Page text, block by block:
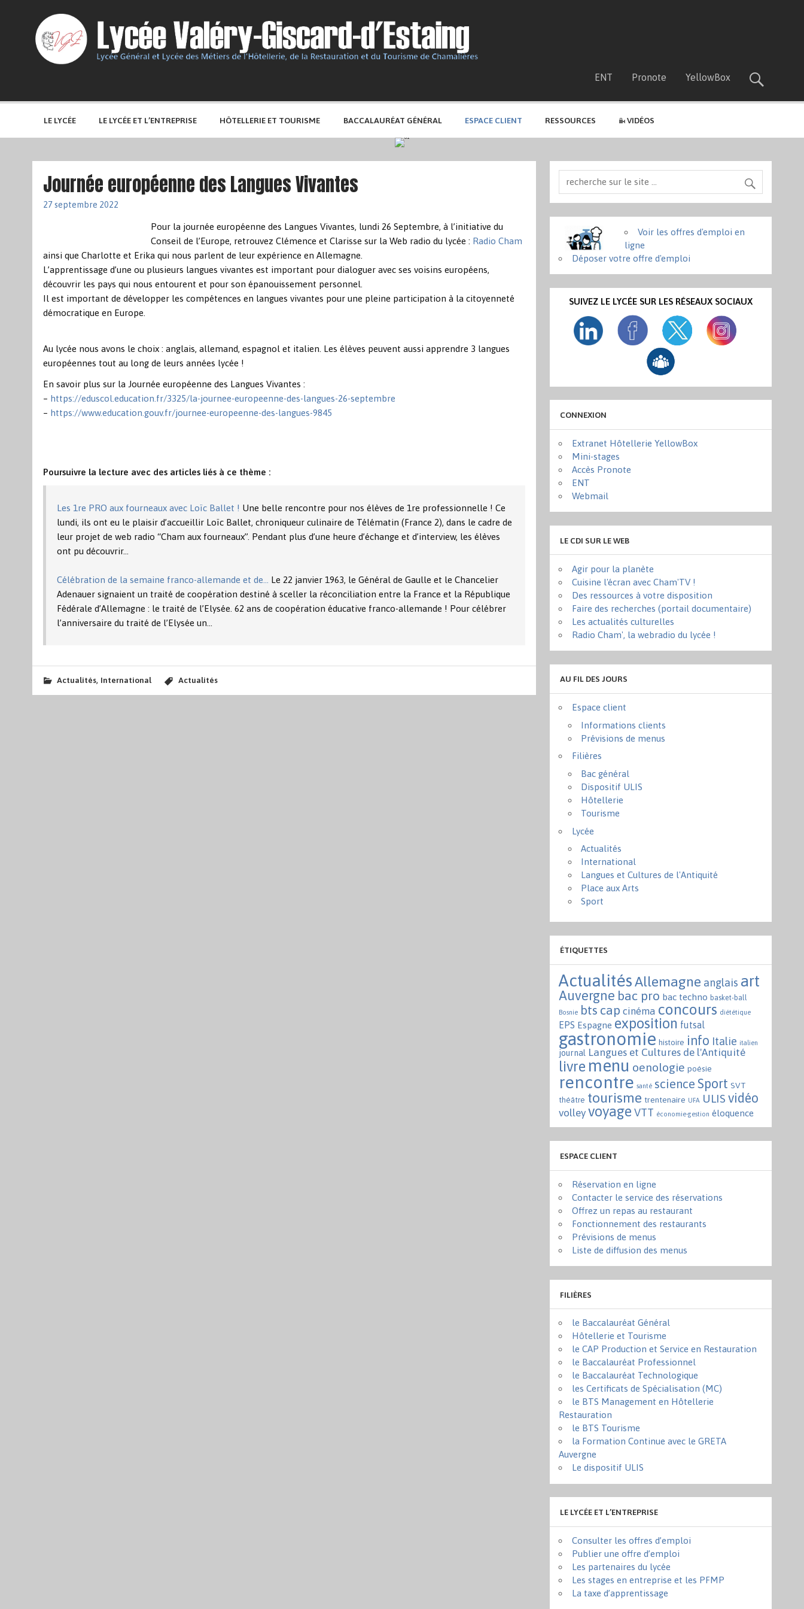
ENT Pronote YellowBox
LE LYCÉE LE LYCÉE ET L’ENTREPRISE HÔTELLERIE ET TOURISME BACCALAURÉAT GÉNÉRAL ESPACE CLIENT RESSOURCES VIDÉOS
Journée européenne des Langues Vivantes
27 septembre 2022
Pour la journée européenne des Langues Vivantes, lundi 26 Septembre, à l’initiative du
Conseil de l’Europe, retrouvez Clémence et Clarisse sur la Web radio du lycée : Radio Cham
ainsi que Charlotte et Erika qui nous parlent de leur expérience en Allemagne.
L’apprentissage d’une ou plusieurs langues vivantes est important pour dialoguer avec ses voisins européens,
découvrir les pays qui nous entourent et pour son épanouissement personnel.
Il est important de développer les compétences en langues vivantes pour une pleine participation à la citoyenneté
démocratique en Europe.
Au lycée nous avons le choix : anglais, allemand, espagnol et italien. Les élèves peuvent aussi apprendre 3 langues
européennes tout au long de leurs années lycée !
En savoir plus sur la Journée européenne des Langues Vivantes :
– https://eduscol.education.fr/3325/la-journee-europeenne-des-langues-26-septembre
– https://www.education.gouv.fr/journee-europeenne-des-langues-9845
Poursuivre la lecture avec des articles liés à ce thème :
Les 1re PRO aux fourneaux avec Loïc Ballet ! Une belle rencontre pour nos élèves de 1re professionnelle ! Ce
lundi, ils ont eu le plaisir d’accueillir Loïc Ballet, chroniqueur culinaire de Télématin (France 2), dans le cadre de
leur projet de web radio “Cham aux fourneaux”. Pendant plus d’une heure d’échange et d’interview, les élèves
ont pu découvrir…
Célébration de la semaine franco-allemande et de…
Le 22 janvier 1963, le Général de Gaulle et le Chancelier
Adenauer signaient un traité de coopération destiné à sceller la réconciliation entre la France et la République
Fédérale d’Allemagne : le traité de l’Elysée. 62 ans de coopération éducative franco-allemande ! Pour célébrer
l’anniversaire du traité de l’Elysée un…
Actualités, International Actualités
Voir les offres d'emploi en
ligne
Déposer votre offre d'emploi
SUIVEZ LE LYCÉE SUR LES RÉSEAUX SOCIAUX
CONNEXION
Extranet Hôtellerie YellowBox
Mini-stages
Accès Pronote
ENT
Webmail
LE CDI SUR LE WEB
Agir pour la planète
Cuisine l'écran avec Cham'TV !
Des ressources à votre disposition
Faire des recherches (portail documentaire)
Les actualités culturelles
Radio Cham', la webradio du lycée !
AU FIL DES JOURS
Espace client
Informations clients
Prévisions de menus
Filières
Bac général
Dispositif ULIS
Hôtellerie
Tourisme
Lycée
Actualités
International
Langues et Cultures de l'Antiquité
Place aux Arts
Sport
ÉTIQUETTES
Actualités Allemagne anglais art
Auvergne bac pro bac techno basket-ball
Bosnie bts cap cinéma concours diététique
EPS Espagne exposition futsal
gastronomie histoire info Italie italien
journal Langues et Cultures de l'Antiquité
livre menu oenologie poésie
rencontre santé science Sport SVT
théâtre tourisme trentenaire UFA ULIS vidéo
volley voyage VTT économie-gestion éloquence
ESPACE CLIENT
Réservation en ligne
Contacter le service des réservations
Offrez un repas au restaurant
Fonctionnement des restaurants
Prévisions de menus
Liste de diffusion des menus
FILIÈRES
le Baccalauréat Général
Hôtellerie et Tourisme
le CAP Production et Service en Restauration
le Baccalauréat Professionnel
le Baccalauréat Technologique
les Certificats de Spécialisation (MC)
le BTS Management en Hôtellerie
Restauration
le BTS Tourisme
la Formation Continue avec le GRETA
Auvergne
Le dispositif ULIS
LE LYCÉE ET L’ENTREPRISE
Consulter les offres d’emploi
Publier une offre d’emploi
Les partenaires du lycée
Les stages en entreprise et les PFMP
La taxe d’apprentissage